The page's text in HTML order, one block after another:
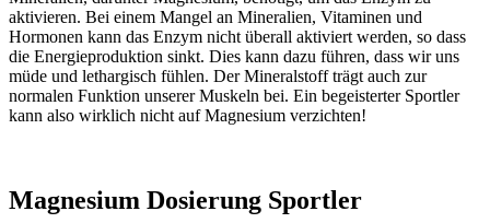
aktivieren. Bei einem Mangel an Mineralien, Vitaminen und
Hormonen kann das Enzym nicht überall aktiviert werden, so dass
die Energieproduktion sinkt. Dies kann dazu führen, dass wir uns
müde und lethargisch fühlen. Der Mineralstoff trägt auch zur
normalen Funktion unserer Muskeln bei. Ein begeisterter Sportler
kann also wirklich nicht auf Magnesium verzichten!
Magnesium Dosierung Sportler